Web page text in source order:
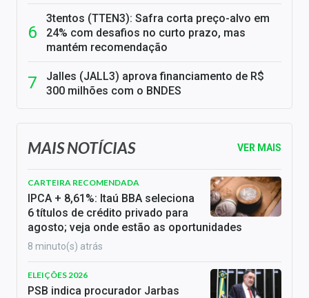
3tentos (TTEN3): Safra corta preço-alvo em
24% com desafios no curto prazo, mas
mantém recomendação
Jalles (JALL3) aprova financiamento de R$
300 milhões com o BNDES
MAIS NOTÍCIAS VER MAIS
CARTEIRA RECOMENDADA
IPCA + 8,61%: Itaú BBA seleciona
6 títulos de crédito privado para
agosto; veja onde estão as oportunidades
8 minuto(s) atrás
ELEIÇÕES 2026
PSB indica procurador Jarbas